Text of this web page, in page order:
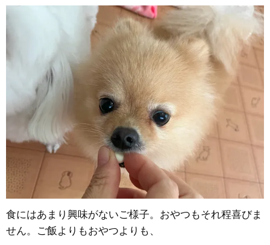
食にはあまり興味がないご様子。おやつもそれ程喜びま
せん。ご飯よりもおやつよりも、